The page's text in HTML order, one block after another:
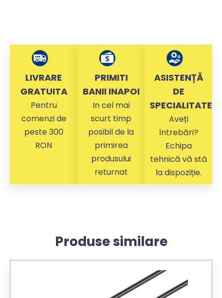
LIVRARE
GRATUITA
Pentru
comenzi de
peste 300
RON
PRIMITI
BANII INAPOI
In cel mai
scurt timp
posibil de la
primirea
produsului
returnat
ASISTENȚĂ
DE
SPECIALITATE
Aveți
întrebări?
Echipa
tehnică vă stă
la dispoziție.
Produse similare